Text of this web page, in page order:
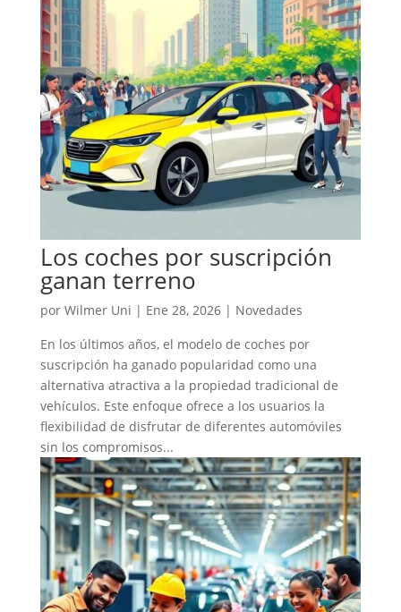
Los coches por suscripción
ganan terreno
por Wilmer Uni | Ene 28, 2026| Novedades
En los últimos años, el modelo de coches por
suscripción ha ganado popularidad como una
alternativa atractiva a la propiedad tradicional de
vehículos. Este enfoque ofrece a los usuarios la
flexibilidad de disfrutar de diferentes automóviles
sin los compromisos...